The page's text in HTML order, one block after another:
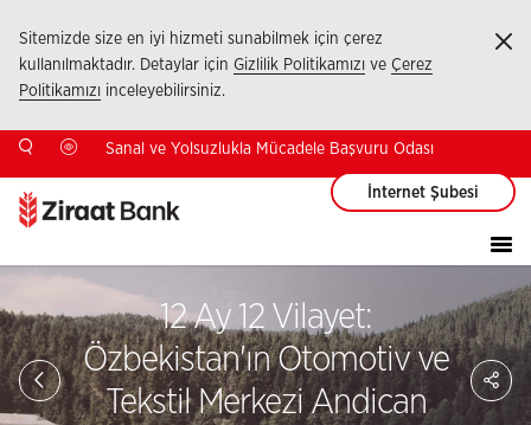
Sitemizde size en iyi hizmeti sunabilmek için çerez
kullanılmaktadır. Detaylar için Gizlilik Politikamızı ve Çerez
Politikamızı inceleyebilirsiniz.
Sanal ve Yolsuzlukla Mücadele Başvuru Odası
İnternet Şubesi
12 Ay 12 Vilayet:
Özbekistan'ın Otomotiv ve
Tekstil Merkezi Andican